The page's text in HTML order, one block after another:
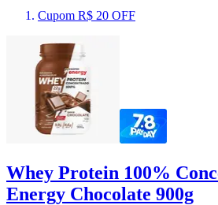
Cupom R$ 20 OFF
Whey Protein 100%
Energy Chocolate 900g